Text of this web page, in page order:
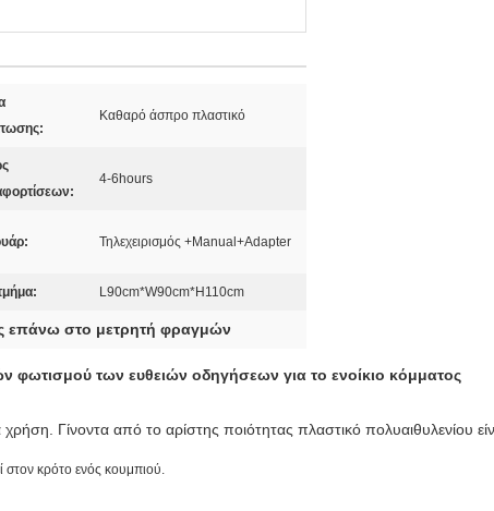
Καθαρό άσπρο πλαστικό
4-6hours
Τηλεχειρισμός +Manual+Adapter
L90cm*W90cm*H110cm
επάνω στο μετρητή φραγμών
των ευθειών οδηγήσεων για το ενοίκιο κόμματος
χρήση. Γίνοντα από το αρίστης ποιότητας πλαστικό
στον κρότο ενός κουμπιού.